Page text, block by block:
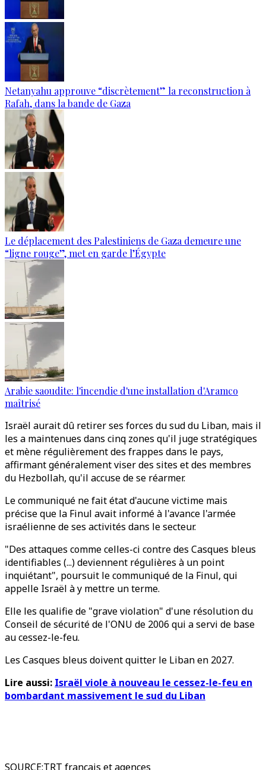
Netanyahu approuve “discrètement” la reconstruction à
Rafah, dans la bande de Gaza
Le déplacement des Palestiniens de Gaza demeure une
“ligne rouge”, met en garde l’Égypte
Arabie saoudite: l'incendie d'une installation d'Aramco
maîtrisé
Israël aurait dû retirer ses forces du sud du Liban, mais il
les a maintenues dans cinq zones qu'il juge stratégiques
et mène régulièrement des frappes dans le pays,
affirmant généralement viser des sites et des membres
du Hezbollah, qu'il accuse de se réarmer.
Le communiqué ne fait état d'aucune victime mais
précise que la Finul avait informé à l'avance l'armée
israélienne de ses activités dans le secteur.
"Des attaques comme celles-ci contre des Casques bleus
identifiables (...) deviennent régulières à un point
inquiétant", poursuit le communiqué de la Finul, qui
appelle Israël à y mettre un terme.
Elle les qualifie de "grave violation" d'une résolution du
Conseil de sécurité de l'ONU de 2006 qui a servi de base
au cessez-le-feu.
Les Casques bleus doivent quitter le Liban en 2027.
Lire aussi: Israël viole à nouveau le cessez-le-feu en
bombardant massivement le sud du Liban
SOURCE:TRT français et agences